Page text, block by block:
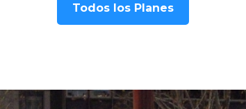
Todos los Planes